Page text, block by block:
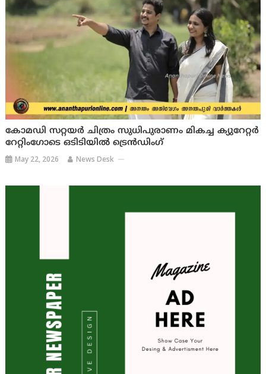
കോമഡി സറ്റയർ ചിത്രം സുധിപുരാണം മികച്ച ക്യുറേറ്റർ
റേറ്റിംഗോടെ ഒടിടിയിൽ ട്രെൻഡിംഗ്
May 22, 2026 News Desk